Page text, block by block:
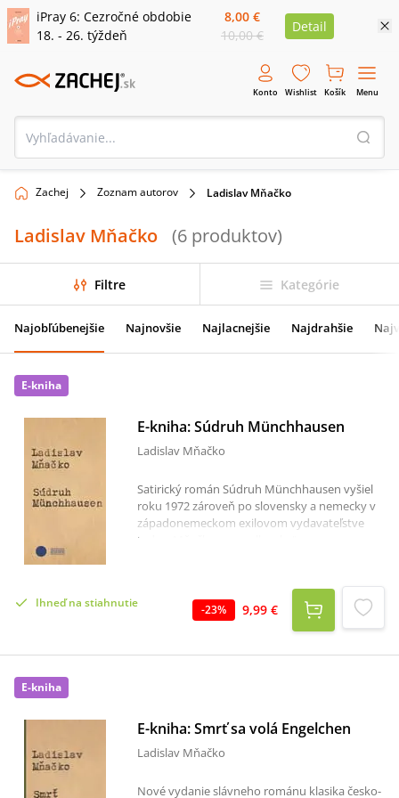
iPray 6: Cezročné obdobie
18. - 26. týždeň
8,00 €
10,00 €
Detail
Konto Wishlist Košík Menu
Zachej Zoznam autorov Ladislav Mňačko
Ladislav Mňačko (6 produktov)
Filtre Kategórie
Najobľúbenejšie Najnovšie Najlacnejšie Najdrahšie
E-kniha
E-kniha: Súdruh Münchhausen
Ladislav Mňačko
Satirický román Súdruh Münchhausen vyšiel
roku 1972 zároveň po slovensky a nemecky v
západonemeckom exilovom vydavateľstve
Index. Mňačkov „orwellovsky"
patrí dodnes medzi vrcholné diela česko-
slovenskej prózy a je dôkazom, že jedno z
najtemnejších období našej histórie sa dá
Ihneď na stiahnutie -23% 9,99 €
E-kniha
E-kniha: Smrť sa volá Engelchen
Ladislav Mňačko
Nové vydanie slávneho románu klasika česko-